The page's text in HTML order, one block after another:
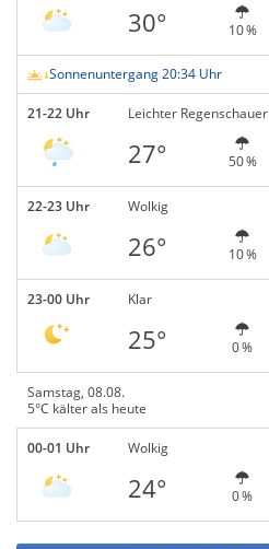
30° 10 %
Sonnenuntergang 20:34 Uhr
21-22 Uhr Leichter Regenschauer
27° 50 %
22-23 Uhr Wolkig
26° 10 %
23-00 Uhr Klar
25° 0 %
Samstag, 08.08.
5°C kälter als heute
00-01 Uhr Wolkig
24° 0 %